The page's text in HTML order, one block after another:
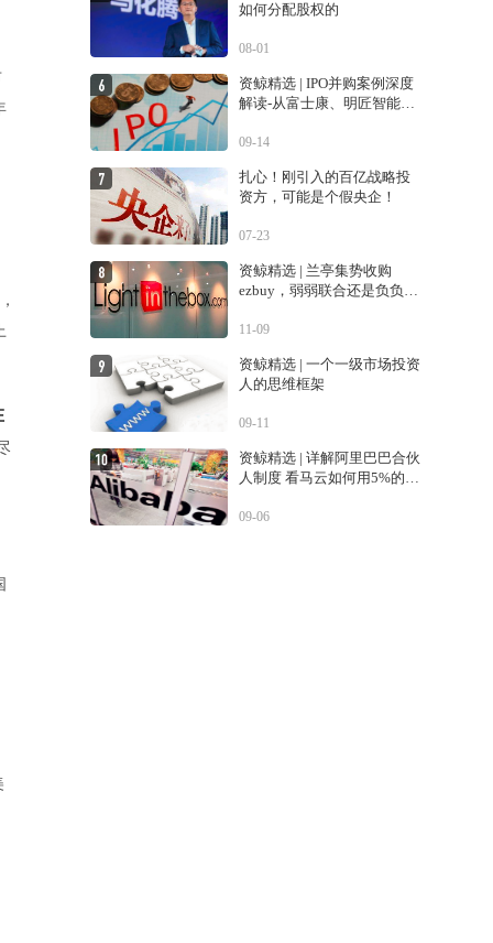
如何分配股权的
08-01
资鲸精选 | IPO并购案例深度
解读-从富士康、明匠智能、
09-14
扎心！刚引入的百亿战略投
资方，可能是个假央企！
07-23
资鲸精选 | 兰亭集势收购
ezbuy，弱弱联合还是负负得
11-09
资鲸精选 | 一个一级市场投资
人的思维框架
09-11
资鲸精选 | 详解阿里巴巴合伙
人制度 看马云如何用5%的股
09-06